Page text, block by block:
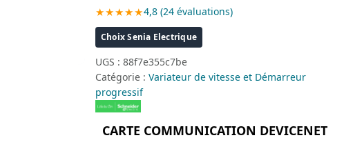
★★★★★4,8 (24 évaluations)
Choix Senia Electrique
UGS : 88f7e355c7be
Catégorie : Variateur de vitesse et Démarreur
progressif
CARTE COMMUNICATION DEVICENET